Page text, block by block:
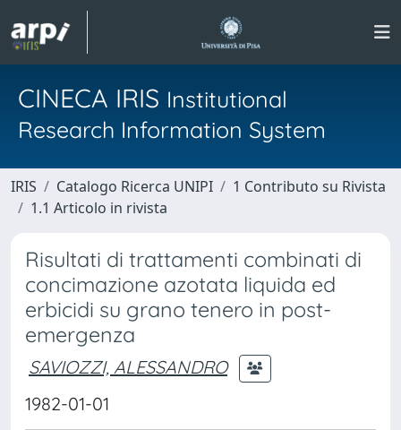
CINECA IRIS Institutional
Research Information System
IRIS Catalogo Ricerca UNIPI
1 Contributo su Rivista
1.1 Articolo in rivista
Risultati di trattamenti combinati di
concimazione azotata liquida ed
erbicidi su grano tenero in post-
emergenza
SAVIOZZI, ALESSANDRO
1982-01-01